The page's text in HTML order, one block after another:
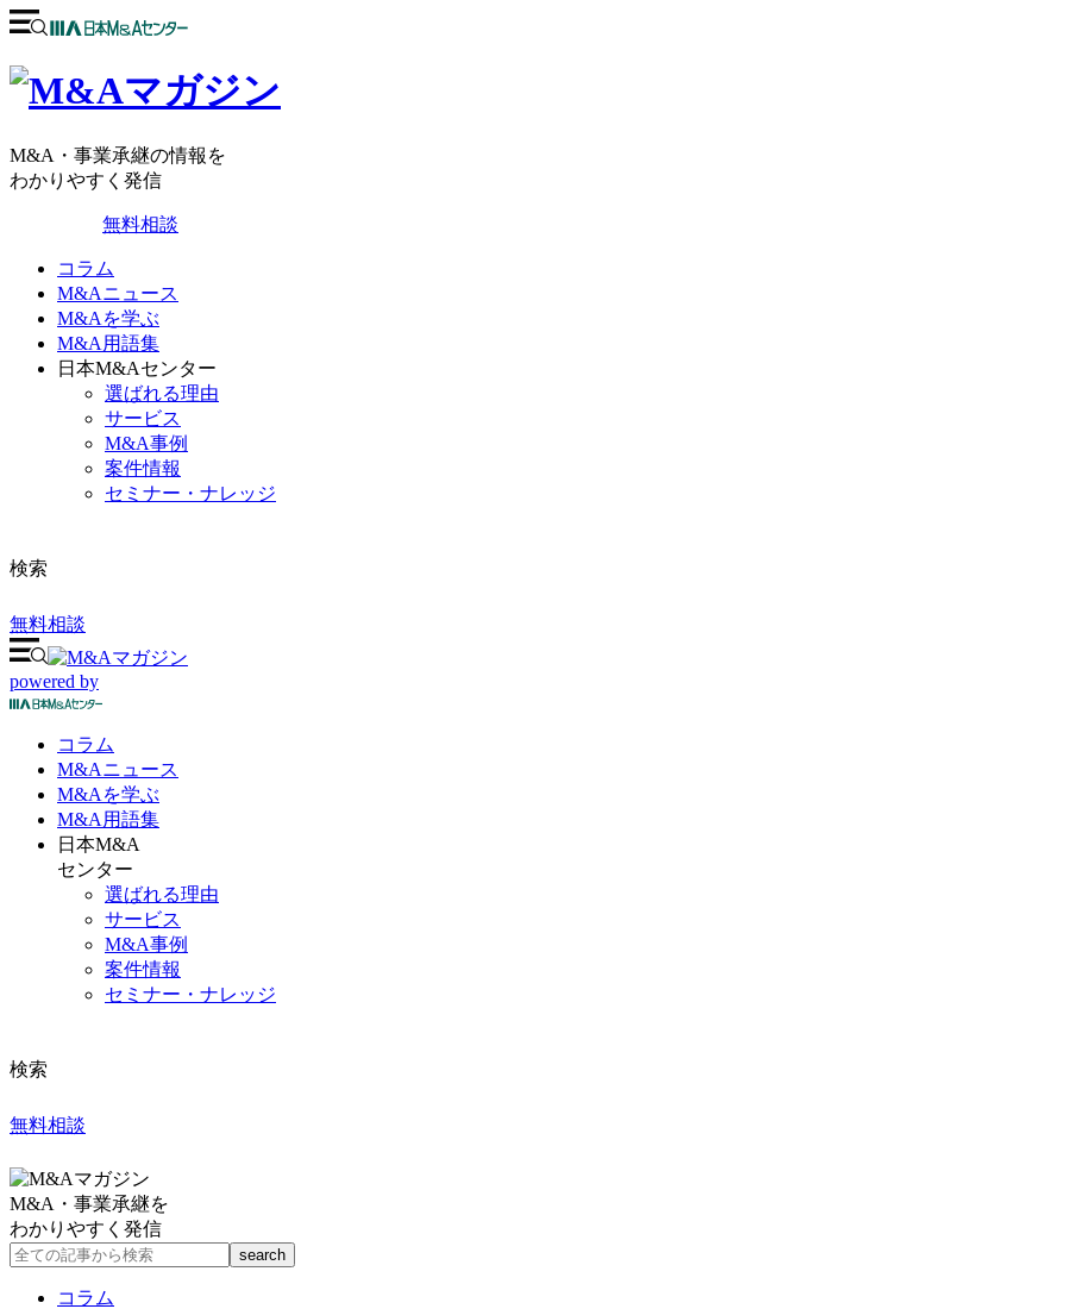
M&A・事業承継の情報を
わかりやすく発信
無料相談
コラム
M&Aニュース
M&Aを学ぶ
M&A用語集
日本M&Aセンター
選ばれる理由
サービス
M&A事例
案件情報
セミナー・ナレッジ
検索
無料相談
powered by
コラム
M&Aニュース
M&Aを学ぶ
M&A 用語集
日本M&A
センター
選ばれる理由
サービス
M&A事例
案件情報
セミナー・ナレッジ
検索
無料相談
M&A・事業承継を
わかりやすく発信
コラム